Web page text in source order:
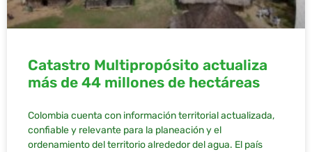
Catastro Multipropósito actualiza
más de 44 millones de hectáreas
Colombia cuenta con información territorial actualizada,
confiable y relevante para la planeación y el
ordenamiento del territorio alrededor del agua. El país